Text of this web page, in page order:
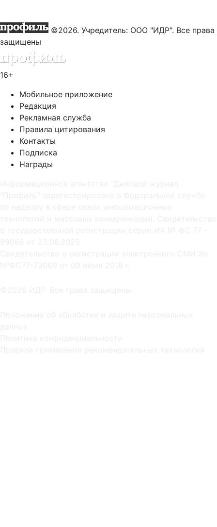
©2026. Учредитель: ООО "ИДР". Все права
защищены
16+
Мобильное приложение
Редакция
Рекламная служба
Правила цитирования
Контакты
Подписка
Награды